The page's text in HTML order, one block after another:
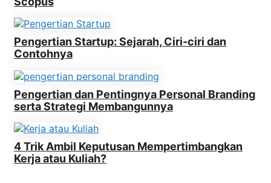
Pengertian Startup: Sejarah, Ciri-ciri dan
Contohnya
Pengertian dan Pentingnya Personal Branding
serta Strategi Membangunnya
4 Trik Ambil Keputusan Mempertimbangkan
Kerja atau Kuliah?